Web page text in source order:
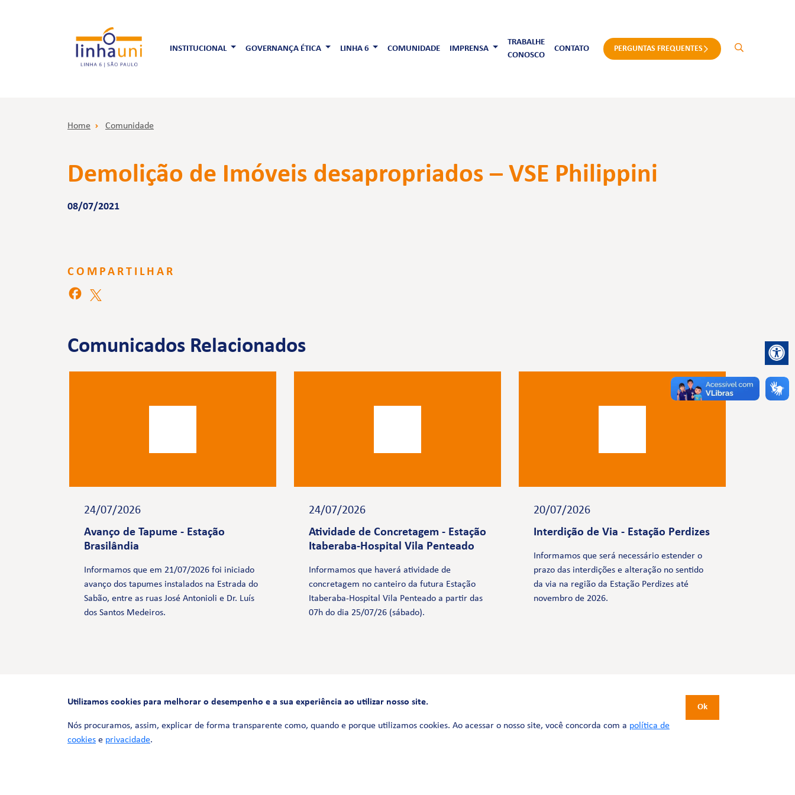
INSTITUCIONAL GOVERNANÇA ÉTICA LINHA 6 COMUNIDADE IMPRENSA
TRABALHE
CONOSCO
CONTATO PERGUNTAS FREQUENTES
Home Comunidade
Demolição de Imóveis desapropriados – VSE Philippini
08/07/2021
COMPARTILHAR
Comunicados Relacionados
24/07/2026
Avanço de Tapume - Estação
Brasilândia
Informamos que em 21/07/2026 foi iniciado
avanço dos tapumes instalados na Estrada do
Sabão, entre as ruas José Antonioli e Dr. Luís
dos Santos Medeiros.
24/07/2026
Atividade de Concretagem - Estação
Itaberaba-Hospital Vila Penteado
Informamos que haverá atividade de
concretagem no canteiro da futura Estação
Itaberaba-Hospital Vila Penteado a partir das
07h do dia 25/07/26 (sábado).
20/07/2026
Interdição de Via - Estação Perdizes
Informamos que será necessário estender o
prazo das interdições e alteração no sentido
da via na região da Estação Perdizes até
novembro de 2026.
FALE CONOSCO
0800 580 3172
Utilizamos cookies para melhorar o desempenho e a sua experiência ao utilizar nosso site.
Nós procuramos, assim, explicar de forma transparente como, quando e porque utilizamos cookies. Ao acessar o nosso site, você concorda com a política de
cookies e privacidade.
Ok